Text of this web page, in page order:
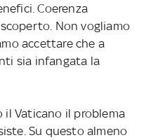
Coerenza
Non vogliamo
accettare che a
sia infangata la
il Vaticano il problema
Su questo almeno